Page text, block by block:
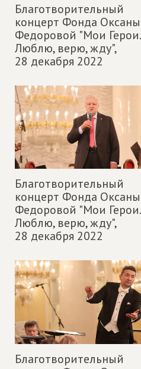
Благотворительный
концерт Фонда Оксаны
Федоровой "Мои Герои.
Люблю, верю, жду",
28 декабря 2022
Благотворительный
концерт Фонда Оксаны
Федоровой "Мои Герои.
Люблю, верю, жду",
28 декабря 2022
Благотворительный